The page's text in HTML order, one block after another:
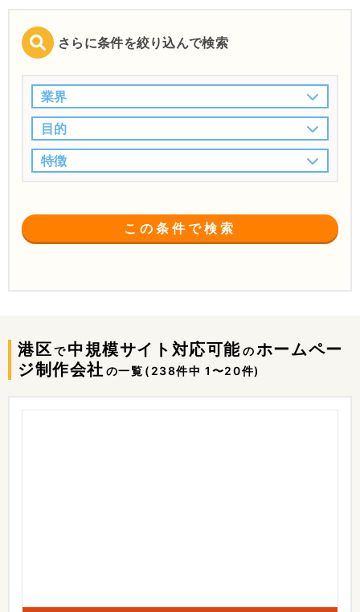
さらに条件を絞り込んで検索
業界
目的
特徴
この条件で検索
港区で中規模サイト対応可能のホームペー
ジ制作会社 の一覧 (238件中 1〜20件)